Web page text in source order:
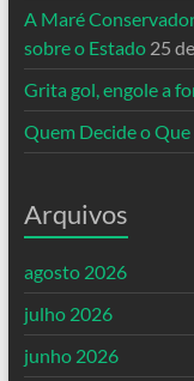
A Maré
sobre o Estado 25
Grita gol, engole a
Quem Decide o Que
Arquivos
agosto 2026
julho 2026
junho 2026